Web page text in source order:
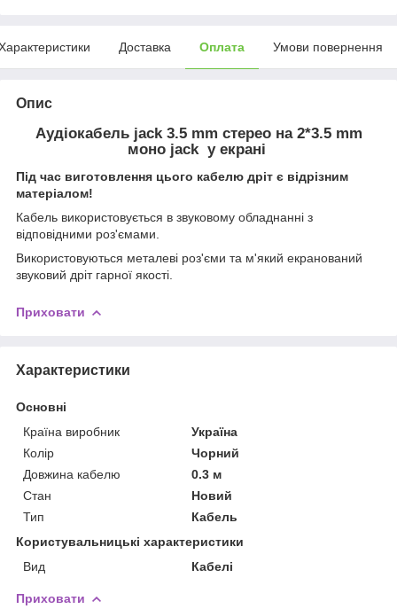
Доставка Оплата Умови повернення
Опис
Аудіокабель jack 3.5 mm стерео на 2*3.5 mm
моно jack у екрані
Під час виготовлення цього кабелю дріт є відрізним
матеріалом!
Кабель використовується в звуковому обладнанні з
відповідними роз'ємами.
Використовуються металеві роз'єми та м'який екранований
звуковий дріт гарної якості.
Приховати
Характеристики
Основні
Країна виробник
Україна
Колір
Чорний
Довжина кабелю
0.3 м
Стан
Новий
Тип
Кабель
Користувальницькі характеристики
Вид
Кабелі
Приховати